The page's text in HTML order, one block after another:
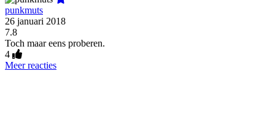
punkmuts
26 januari 2018
7.8
Toch maar eens proberen.
4
Meer reacties